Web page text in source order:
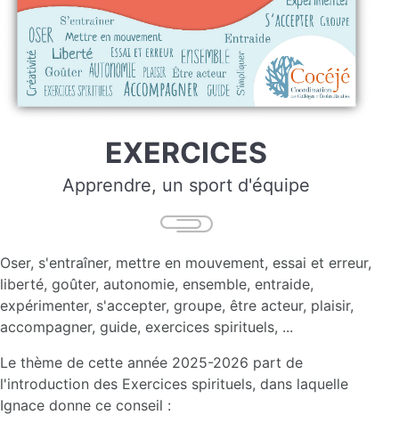
EXERCICES
Apprendre, un sport d'équipe
Oser, s'entraîner, mettre en mouvement, essai et erreur,
liberté, goûter, autonomie, ensemble, entraide,
expérimenter, s'accepter, groupe, être acteur, plaisir,
accompagner, guide, exercices spirituels, ...
Le thème de cette année 2025-2026 part de
l'introduction des Exercices spirituels, dans laquelle
Ignace donne ce conseil :